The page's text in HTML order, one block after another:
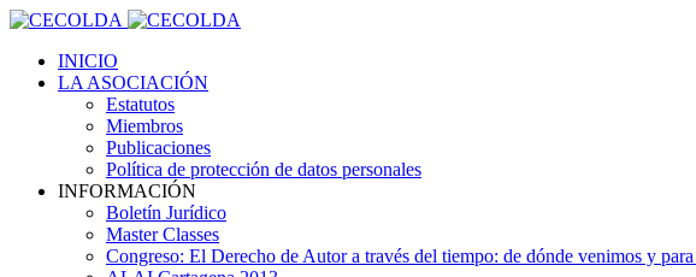
INICIO
LA ASOCIACIÓN
Estatutos
Miembros
Publicaciones
Política de protección de datos personales
INFORMACIÓN
Boletín Jurídico
Master Classes
Congreso: El Derecho de Autor a través del tiempo: de dónde venimos y